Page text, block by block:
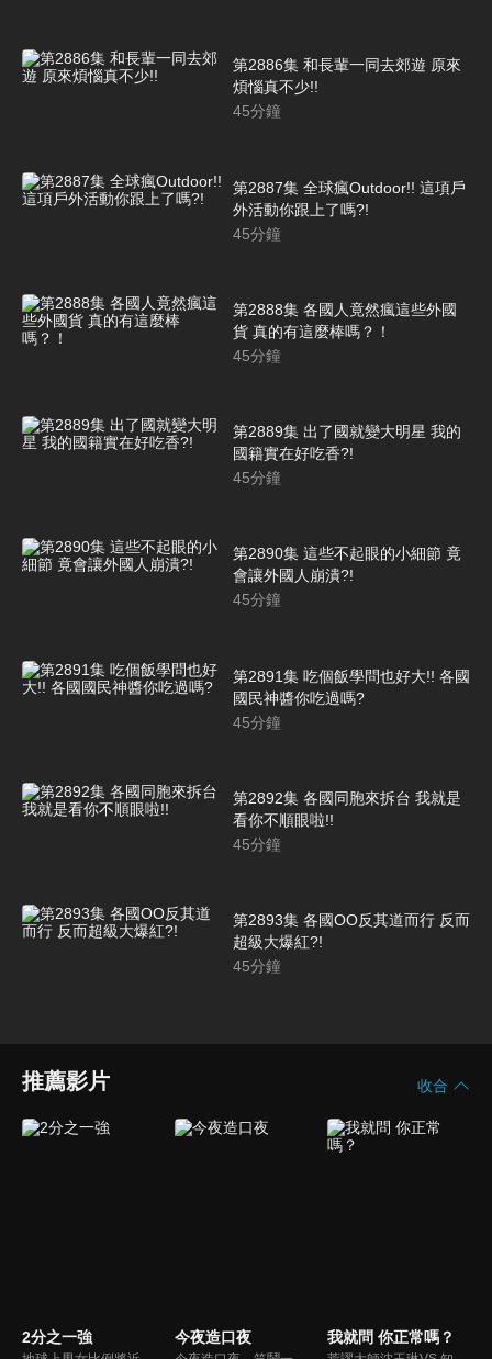
第2886集 和長輩一同去郊遊 原來
煩惱真不少!!
45分鐘
第2887集 全球瘋Outdoor!! 這項戶
外活動你跟上了嗎?!
45分鐘
第2888集 各國人竟然瘋這些外國
貨 真的有這麼棒嗎？！
45分鐘
第2889集 出了國就變大明星 我的
國籍實在好吃香?!
45分鐘
第2890集 這些不起眼的小細節 竟
會讓外國人崩潰?!
45分鐘
第2891集 吃個飯學問也好大!! 各國
國民神醬你吃過嗎?
45分鐘
第2892集 各國同胞來拆台 我就是
看你不順眼啦!!
45分鐘
第2893集 各國OO反其道而行 反而
超級大爆紅?!
45分鐘
推薦影片 收合
2分之一強 今夜造口夜 我就問 你正常嗎？